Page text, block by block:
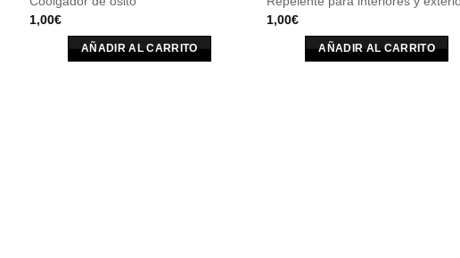
1,00€
AÑADIR AL CARRITO
1,00€
AÑADIR AL CARRITO